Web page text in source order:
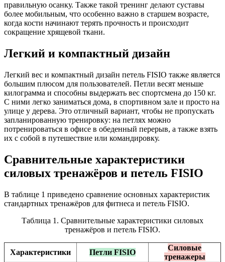
правильную осанку. Также такой тренинг делают суставы
более мобильным, что особенно важно в старшем возрасте,
когда кости начинают терять прочность и происходит
сокращение хрящевой ткани.
Легкий и компактный дизайн
Легкий вес и компактный дизайн петель FISIO также является
большим плюсом для пользователей. Петли весят меньше
килограмма и способны выдержать вес спортсмена до 150 кг.
С ними легко заниматься дома, в спортивном зале и просто на
улице у дерева. Это отличный вариант, чтобы не пропускать
запланированную тренировку: на петлях можно
потренироваться в офисе в обеденный перерыв, а также взять
их с собой в путешествие или командировку.
Сравнительные характеристики
силовых тренажёров и петель FISIO
В таблице 1 приведено сравнение основных характеристик
стандартных тренажёров для фитнеса и петель FISIO.
Таблица 1. Сравнительные характеристики силовых
тренажёров и петель FISIO.
Характеристики Петли FISIO
Силовые
тренажеры